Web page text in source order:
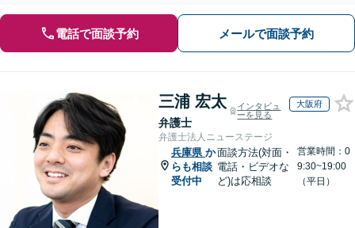
電話で面談予約 メールで面談予約
三浦 宏太
弁護士
インタビュ
ーを見る
大阪府
弁護士法人ニューステージ
兵庫県 か
らも相談
受付中
面談方法(対面・
電話・ビデオな
ど)は応相談
営業時間：0
9:30~19:00
（平日）